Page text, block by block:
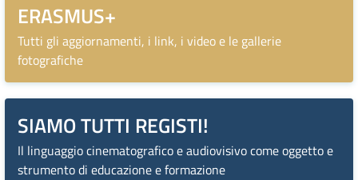
ERASMUS+
Tutti gli aggiornamenti, i link, i video e le gallerie
fotografiche
SIAMO TUTTI REGISTI!
Il linguaggio cinematografico e audiovisivo come oggetto e
strumento di educazione e formazione